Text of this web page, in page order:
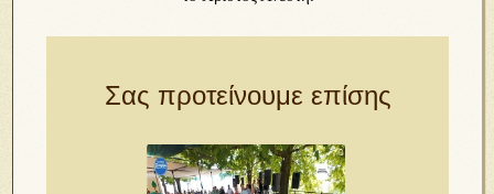
Σας προτείνουμε επίσης